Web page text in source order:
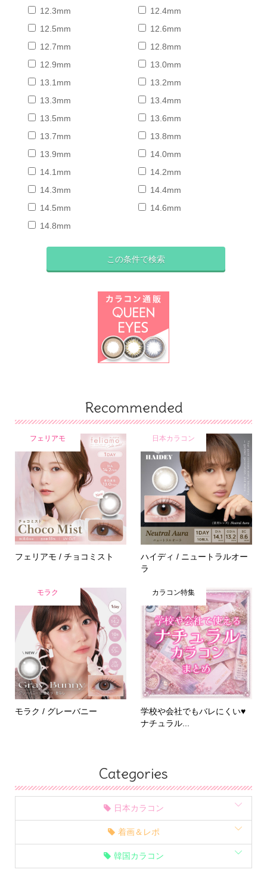
12.3mm
12.4mm
12.5mm
12.6mm
12.7mm
12.8mm
12.9mm
13.0mm
13.1mm
13.2mm
13.3mm
13.4mm
13.5mm
13.6mm
13.7mm
13.8mm
13.9mm
14.0mm
14.1mm
14.2mm
14.3mm
14.4mm
14.5mm
14.6mm
14.8mm
Recommended
フェリアモ
フェリアモ / チョコミスト
日本カラコン
ハイディ / ニュートラルオー
ラ
モラク
モラク / グレーバニー
カラコン特集
学校や会社でもバレにくい♥
ナチュラル...
Categories
日本カラコン
着画＆レポ
韓国カラコン